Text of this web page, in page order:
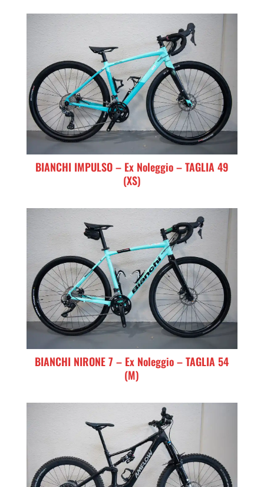
BIANCHI IMPULSO – Ex Noleggio – TAGLIA 49
(XS)
BIANCHI NIRONE 7 – Ex Noleggio – TAGLIA 54
(M)